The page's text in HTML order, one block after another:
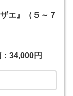
エ』（５～７
34,000円